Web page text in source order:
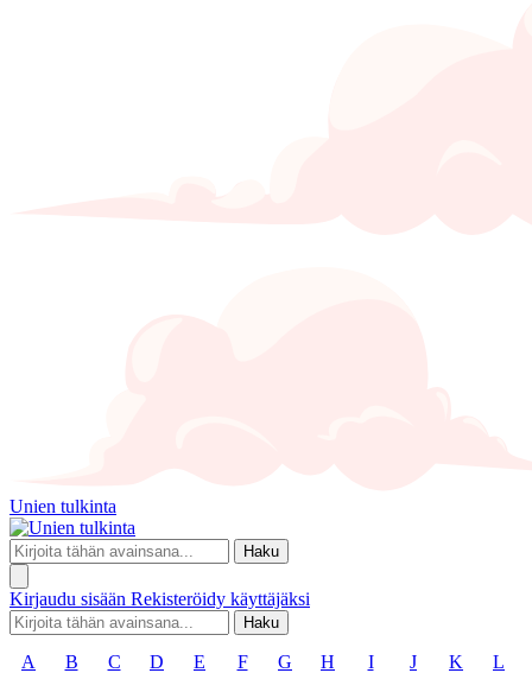
Unien tulkinta
Haku
Kirjaudu sisään Rekisteröidy käyttäjäksi
Haku
A B C D E F G H I J K L